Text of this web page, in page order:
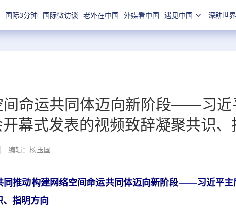
国际3分钟 国际微访谈 老外在中国 外媒看中国 遇见中国 深耕世界
间命运共同体迈向新阶段——习近
幕式发表的视频致辞凝聚共识、
编辑：杨玉国
同推动构建网络空间命运共同体迈向新阶段——习近平主
指明方向